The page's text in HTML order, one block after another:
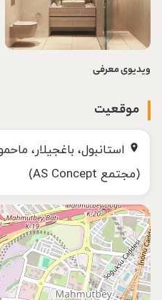
ویدیوی معرفی
►
موقعیت
استانبول، باغجیلار،
(مجتمع AS Concept)